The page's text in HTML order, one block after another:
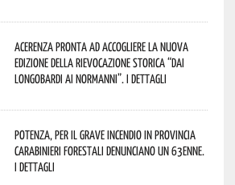
Acerenza pronta ad accogliere la nuova
edizione della rievocazione storica “Dai
Longobardi ai Normanni”. I dettagli
Potenza, per il grave incendio in Provincia
Carabinieri forestali denunciano un 63enne.
I dettagli